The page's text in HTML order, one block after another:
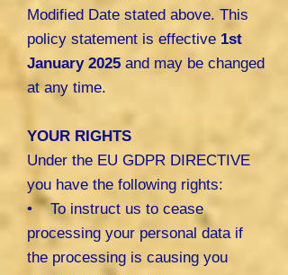
Modified Date stated above. This
policy statement is effective 1st
January 2025 and may be changed
at any time.
YOUR RIGHTS
Under the EU GDPR DIRECTIVE
you have the following rights:
• To instruct us to cease
processing your personal data if
the processing is causing you